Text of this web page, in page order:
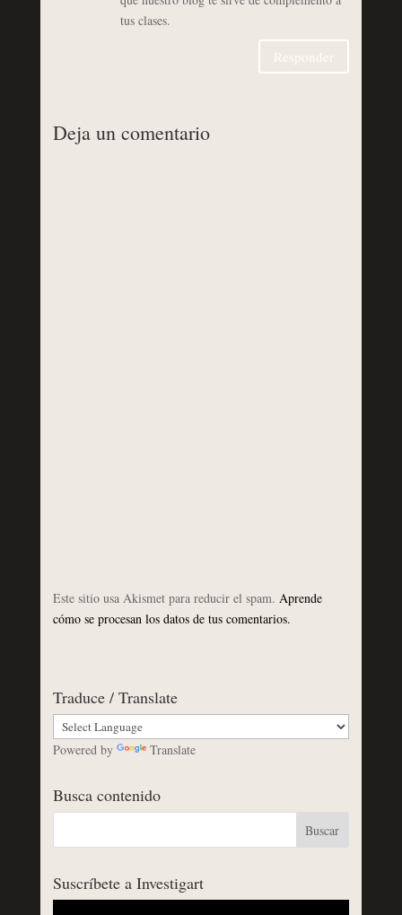
tus clases.
Responder
Deja un comentario
Este sitio usa Akismet para reducir el spam. Aprende
cómo se procesan los datos de tus comentarios.
Traduce / Translate
Powered by Translate
Busca contenido
Suscríbete a Investigart